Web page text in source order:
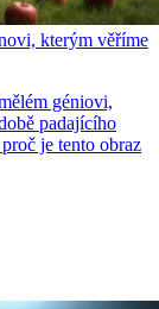
kterým věříme
géniovi,
padajícího
je tento obraz